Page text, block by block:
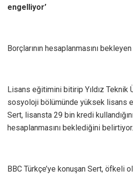
engelliyor’
Borçlarının hesaplanmasını
Lisans eğitimini bitirip Yıldız Teknik
sosyoloji bölümünde yüksek lisans
Sert, lisansta 29 bin kredi
hesaplanmasını beklediğini belirtiyor.
BBC Türkçe’ye konuşan Sert, öfkeli